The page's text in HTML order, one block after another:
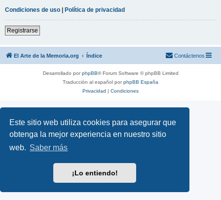
Este sitio web utiliza cookies para asegurar que
obtenga la mejor experiencia en nuestro sitio
web. Saber más
¡Lo entiendo!
Condiciones de uso | Política de privacidad
Registrarse
El Arte de la Memoria.org Índice Contáctenos
Desarrollado porphpBB® Forum Software © phpBB Limited
Traducción al español porphpBB España
Privacidad | Condiciones